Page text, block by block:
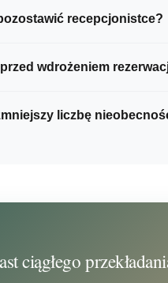
sprawdzanie płatności i
wdrożenia i
recepcjonistce?
kontakty,
wdrożeniem
nieobecności, zasady
liczbę
ciągłego